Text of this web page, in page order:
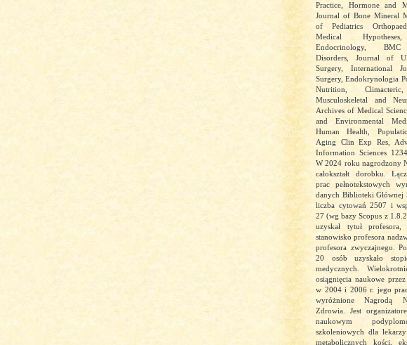
Practice, Hormone and
Journal of Bone Mineral
of Pediatrics
Medical
Endocrinology, BMC
Disorders, Journal of
Surgery, International
Surgery, Endokrynologia
Nutrition,
Musculoskeletal and
Archives of Medical
and Environmental
Human Health,
Aging Clin Exp Res,
Information Sciences
W 2024 roku nagrodzony
całokształt dorobku.
prac pełnotekstowych
danych Biblioteki Głównej
liczba cytowań 2507 i
27 (wg bazy Scopus z
uzyskał tytuł
stanowisko profesora
profesora zwyczajnego.
20 osób uzyskało
medycznych.
osiągnięcia naukowe
w 2004 i 2006 r. jego
wyróżnione Nagrodą
Zdrowia. Jest
naukowym
szkoleniowych dla
metabolicznych kości,